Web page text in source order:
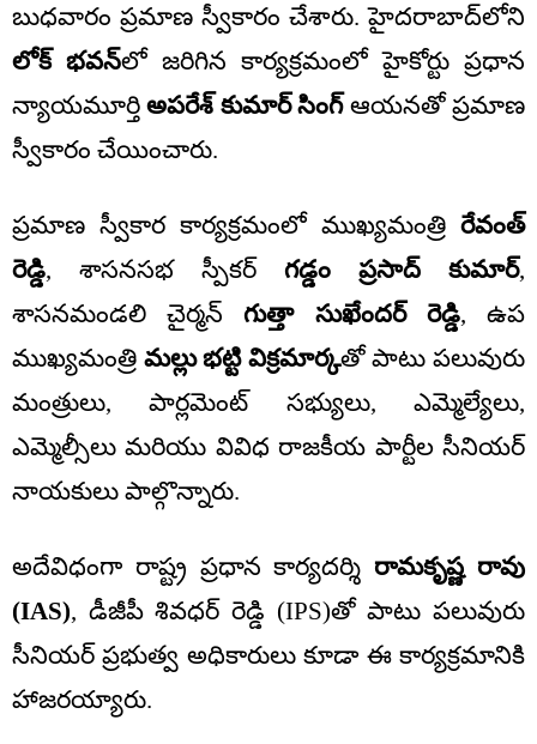
బుధవారం ప్రమాణ స్వీకారం చేశారు. హైదరాబాద్‌లోని
లోక్ భవన్లో జరిగిన కార్యక్రమంలో హైకోర్టు ప్రధాన
న్యాయమూర్తిఅపరేశ్ కుమార్ సింగ్ఆయనతో ప్రమాణ
స్వీకారం చేయించారు.
ప్రమాణ స్వీకార కార్యక్రమంలో ముఖ్యమంత్రి రేవంత్
రెడ్డి, శాసనసభ స్పీకర్ గడ్డం ప్రసాద్ కుమార్,
శాసనమండలి చైర్మన్గుత్తా సుఖేందర్ రెడ్డి, ఉప
ముఖ్యమంత్రి మల్లు భట్టి విక్రమార్కతో పాటు పలువురు
మంత్రులు, పార్లమెంట్ సభ్యులు, ఎమ్మెల్యేలు,
ఎమ్మెల్సీలు మరియు వివిధ రాజకీయ పార్టీల సీనియర్
నాయకులు పాల్గొన్నారు.
అదేవిధంగా రాష్ట్ర ప్రధాన కార్యదర్శిరామకృష్ణ రావు
(IAS), డీజీపీ శివధర్ రెడ్డి (IPS)తో పాటు పలువురు
సీనియర్ ప్రభుత్వ అధికారులు కూడా ఈ కార్యక్రమానికి
హాజరయ్యారు.